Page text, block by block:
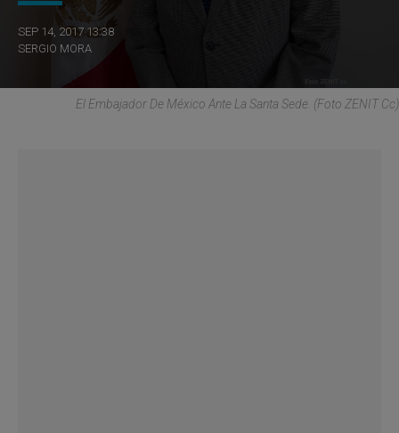
SEP 14, 2017 13:38
SERGIO MORA
El Embajador De México Ante La Santa Sede. (Foto ZENIT Cc)